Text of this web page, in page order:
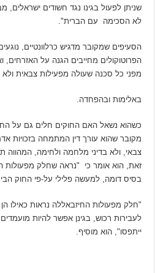
שניתן לפעול בגינו נגד חשודים
לא הסכימה עם הברית".
הסעיפים שמקובר מדגיש כרלוונטיים,
הפרוטוקולים מחייבים הגנה על האזרחים,
מפני כל סכנה שעולה מפעילות צבאית
באלימות ובהפחדה.
כשהוא נשאל האם החוקים חלים גם על
מקובר שהוא עורך דין המתמחה בזכויות
צבאי, ולא בדיני מלחמה ולחימה, המהווה
זאת, הוא אומר כי "נראה שחלק מפעולות
בסיס דומה, למעשה פלילי על-פי החוק
"חלק מפעולות החיזבאללה נראות כאילו
לעבירות רכוש, בגינן אפשר להיות
ייתפסו", הוא מוסיף.